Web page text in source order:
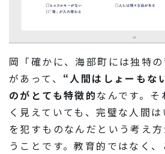
岡「確かに、海部町には独特
があって、 “人間はしょーもな
のがとても特徴的なんです。
く見えていても、完璧な人間
を犯すものなんだという考え
うことです。教育的ではなく